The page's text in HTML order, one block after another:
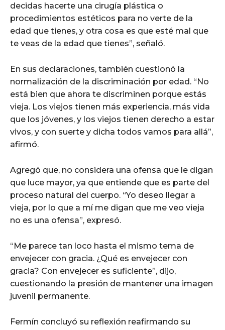
decidas hacerte una cirugía plástica o
procedimientos estéticos para no verte de la
edad que tienes, y otra cosa es que esté mal que
te veas de la edad que tienes”, señaló.
En sus declaraciones, también cuestionó la
normalización de la discriminación por edad. “No
está bien que ahora te discriminen porque estás
vieja. Los viejos tienen más experiencia, más vida
que los jóvenes, y los viejos tienen derecho a estar
vivos, y con suerte y dicha todos vamos para allá”,
afirmó.
Agregó que, no considera una ofensa que le digan
que luce mayor, ya que entiende que es parte del
proceso natural del cuerpo. “Yo deseo llegar a
vieja, por lo que a mí me digan que me veo vieja
no es una ofensa”, expresó.
“Me parece tan loco hasta el mismo tema de
envejecer con gracia. ¿Qué es envejecer con
gracia? Con envejecer es suficiente”, dijo,
cuestionando la presión de mantener una imagen
juvenil permanente.
Fermín concluyó su reflexión reafirmando su